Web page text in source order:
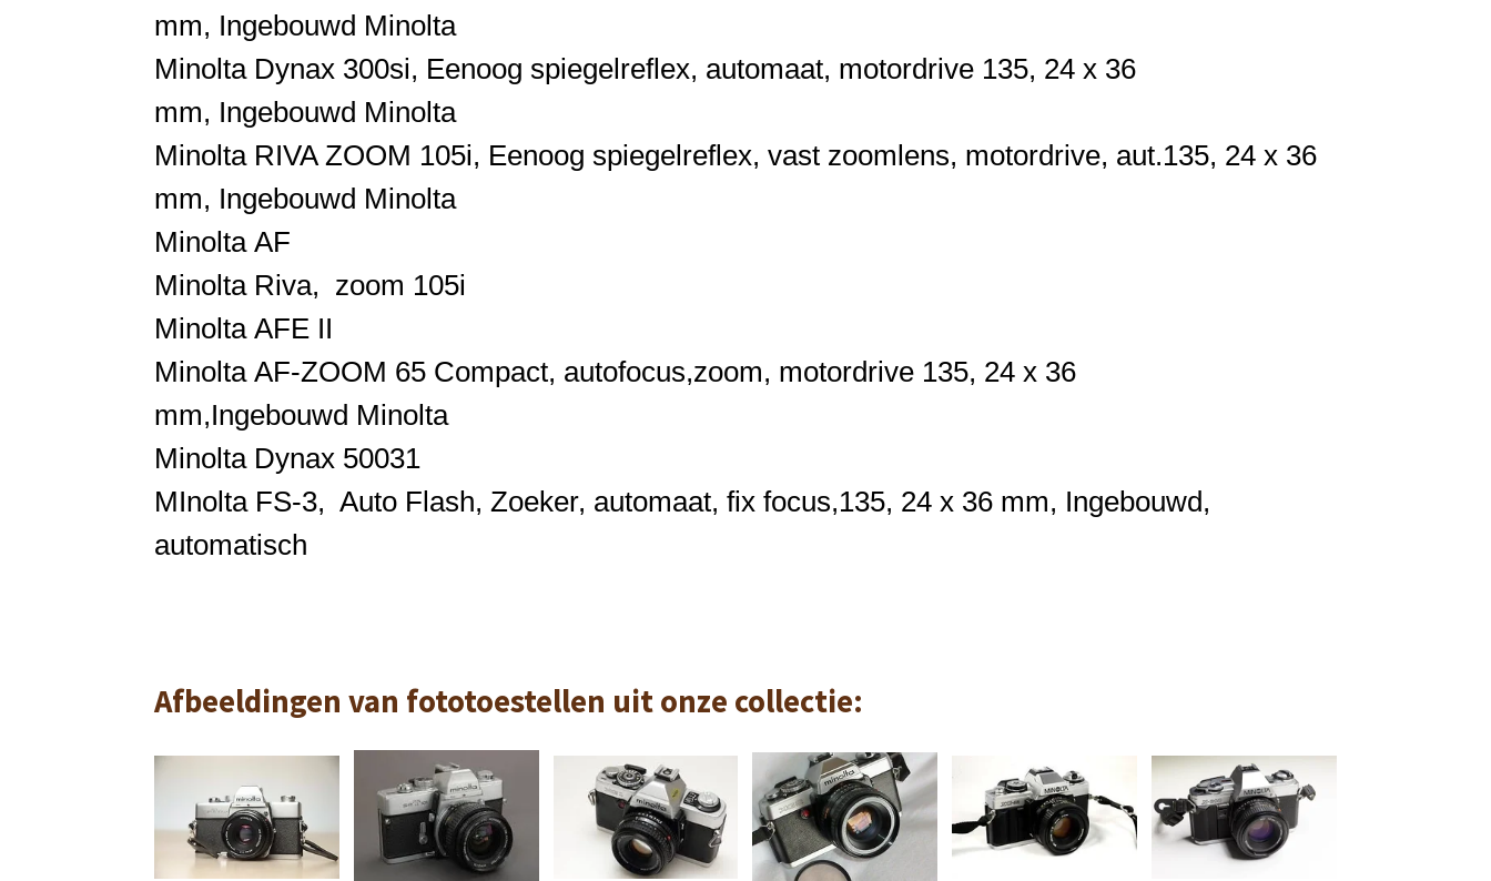
mm, Ingebouwd Minolta
Minolta Dynax 300si, Eenoog spiegelreflex, automaat, motordrive 135, 24 x 36
mm, Ingebouwd Minolta
Minolta RIVA ZOOM 105i, Eenoog spiegelreflex, vast zoomlens, motordrive, aut.135, 24 x 36
mm, Ingebouwd Minolta
Minolta AF
Minolta Riva, zoom 105i
Minolta AFE II
Minolta AF-ZOOM 65 Compact, autofocus,zoom, motordrive 135, 24 x 36
mm,Ingebouwd Minolta
Minolta Dynax 50031
MInolta FS-3, Auto Flash, Zoeker, automaat, fix focus,135, 24 x 36 mm, Ingebouwd,
automatisch
Afbeeldingen van fototoestellen uit onze collectie: